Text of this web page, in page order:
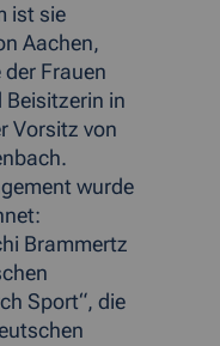
ist sie
Aachen,
Frauen
Beisitzerin in
Vorsitz von
wurde
Brammertz
Sport“, die